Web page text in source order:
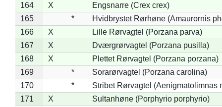
164
X
Engsnarre (Crex crex)
165
*
Hvidbrystet Rørhøne (Amaurornis
166
X
Lille Rørvagtel (Porzana parva)
167
X
Dværgrørvagtel (Porzana pusilla)
168
X
Plettet Rørvagtel (Porzana porzana)
169
*
Sorarørvagtel (Porzana carolina)
170
*
Stribet Rørvagtel (Aenigmatolimnas
171
X
Sultanhøne (Porphyrio porphyrio)